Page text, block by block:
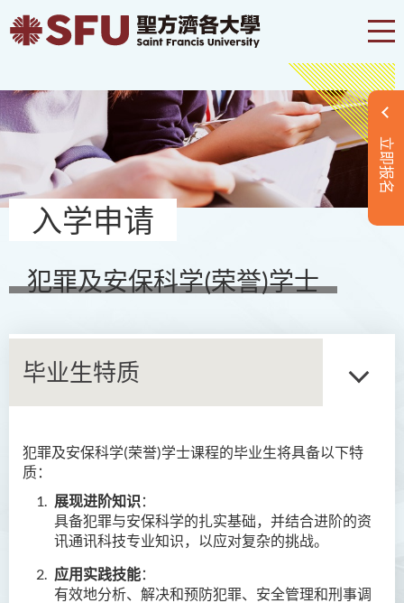
立即报名
入学申请
犯罪及安保科学(荣誉)学士
毕业生特质
犯罪及安保科学(荣誉)学士课程的毕业生将具备以下特
质：
展现进阶知识 ：
具备犯罪与安保科学的扎实基础，并结合进阶的资
讯通讯科技专业知识，以应对复杂的挑战。
应用实践技能：
有效地分析、解决和预防犯罪、安全管理和刑事调
语言及文化（荣誉）文学士
翻译科技（荣誉）文学士